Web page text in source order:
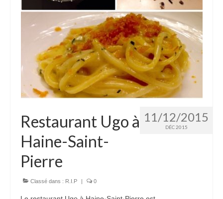
11/12/2015
DÉC 2015
Restaurant Ugo à
Haine-Saint-
Pierre
Classé dans : R.I.P | 0